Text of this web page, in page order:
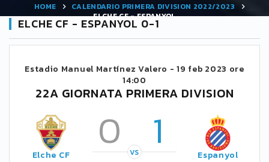
HOME
CALENDARIO PRIMERA DIVISION 2022/2023
ELCHE CF - ESPANYOL
ELCHE CF - ESPANYOL 0-1
Estadio Manuel Martínez Valero -19 feb 2023 ore
14:00
22A GIORNATA PRIMERA DIVISION
Elche CF 0 1
VS Espanyol